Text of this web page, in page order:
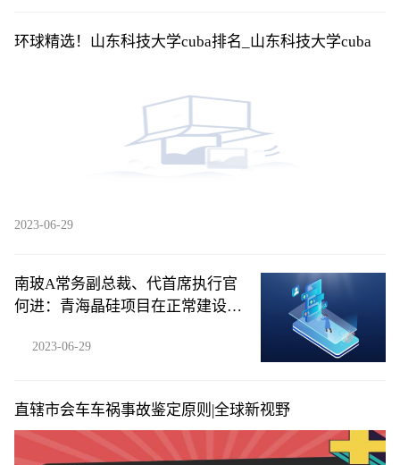
环球精选！山东科技大学cuba排名_山东科技大学cuba
2023-06-29
南玻A常务副总裁、代首席执行官
何进：青海晶硅项目在正常建设当
2023-06-29
直辖市会车车祸事故鉴定原则|全球新视野